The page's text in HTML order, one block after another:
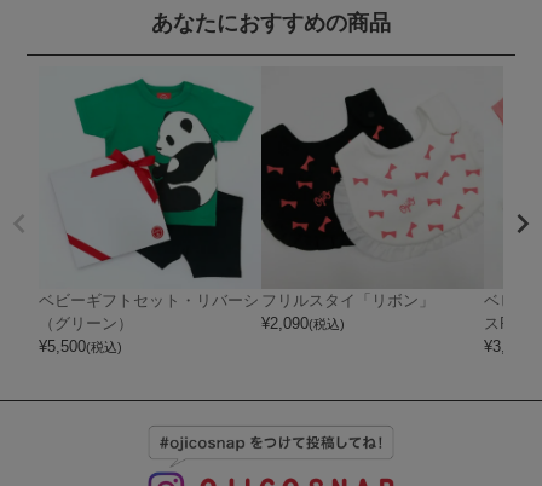
あなたにおすすめの商品
ベビーギフトセット・リバーシ
（グリーン）
¥5,500(税込)
フリルスタイ「リボン」
¥2,090(税込)
ベビー
ス
¥3,080